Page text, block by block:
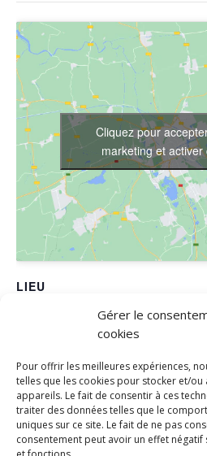
Gérer le
cookies
Pour offrir les meilleures expériences,
telles que les cookies pour stocker et/
appareils. Le fait de consentir à ces
traiter des données telles que le
uniques sur ce site. Le fait de ne pas
consentement peut avoir un effet
LIEU
650 RUE THEOPHRASTE RENAUDOT
Téléphone
0467471836
Cliquez pour
marketing et activer
ESTI’DANSES – 17 JUIN Soirée